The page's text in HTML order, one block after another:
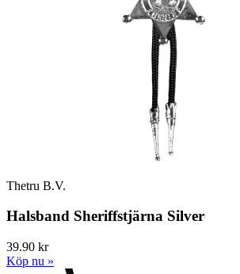
Thetru B.V.
Halsband Sheriffstjärna Silver
39.90 kr
Köp nu »